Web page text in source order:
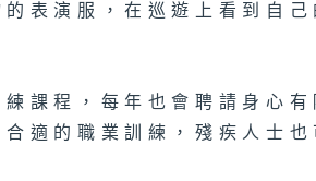
表演服，在巡遊上看到自己
課程，每年也會聘請身心有
適的職業訓練，殘疾人士也